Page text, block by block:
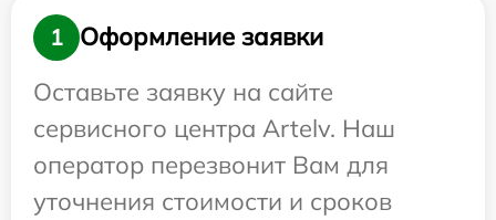
1
Оформление заявки
Оставьте заявку на сайте
сервисного центра Artelv. Наш
оператор перезвонит Вам для
уточнения стоимости и сроков